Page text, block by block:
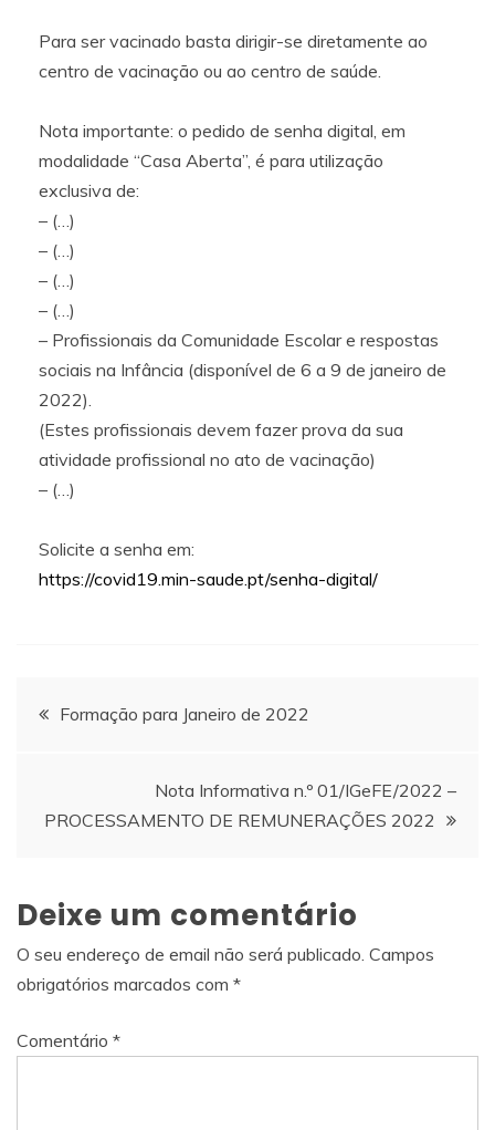
Para ser vacinado basta dirigir-se diretamente ao
centro de vacinação ou ao centro de saúde.
Nota importante: o pedido de senha digital, em
modalidade “Casa Aberta”, é para utilização
exclusiva de:
– (…)
– (…)
– (…)
– (…)
– Profissionais da Comunidade Escolar e respostas
sociais na Infância (disponível de 6 a 9 de janeiro de
2022).
(Estes profissionais devem fazer prova da sua
atividade profissional no ato de vacinação)
– (…)
Solicite a senha em:
https://covid19.min-saude.pt/senha-digital/
Navegação
artigos
Formação para Janeiro de 2022
Nota Informativa n.º 01/IGeFE/2022 –
PROCESSAMENTO DE REMUNERAÇÕES 2022
Deixe um comentário
O seu endereço de email não será publicado. Campos
obrigatórios marcados com *
Comentário *